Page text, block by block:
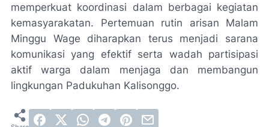
memperkuat koordinasi dalam berbagai kegiatan
kemasyarakatan. Pertemuan rutin arisan Malam
Minggu Wage diharapkan terus menjadi sarana
komunikasi yang efektif serta wadah partisipasi
aktif warga dalam menjaga dan membangun
lingkungan Padukuhan Kalisonggo.